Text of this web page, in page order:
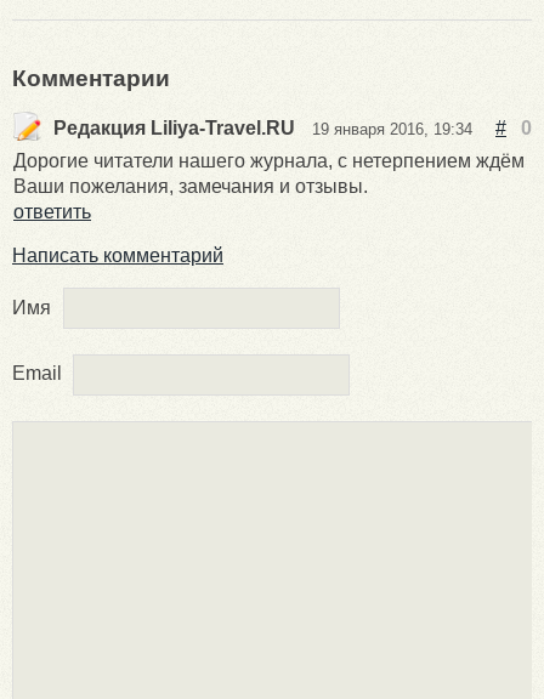
Комментарии
Редакция Liliya-Travel.RU 19 января 2016, 19:34 #
0
Дорогие читатели нашего журнала, с нетерпением ждём
Ваши пожелания, замечания и отзывы.
ответить
Написать комментарий
Имя
Email